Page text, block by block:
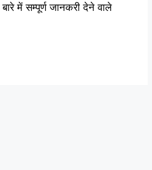
सम्पूर्ण जानकरी देने वाले